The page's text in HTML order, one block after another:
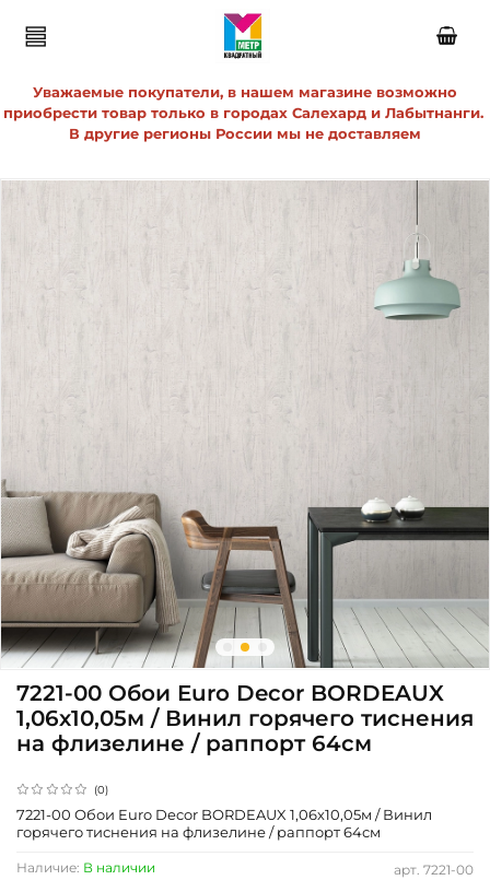
Уважаемые покупатели, в нашем магазине возможно
приобрести товар только в городах Салехард и Лабытнанги.
В другие регионы России мы не доставляем
(0)
арт. 7221-00
Наличие: В наличии
7221-00 Обои Euro Decor BORDEAUX
1,06х10,05м / Винил горячего тиснения
на флизелине / раппорт 64см
7221-00 Обои Euro Decor BORDEAUX 1,06х10,05м / Винил
горячего тиснения на флизелине / раппорт 64см